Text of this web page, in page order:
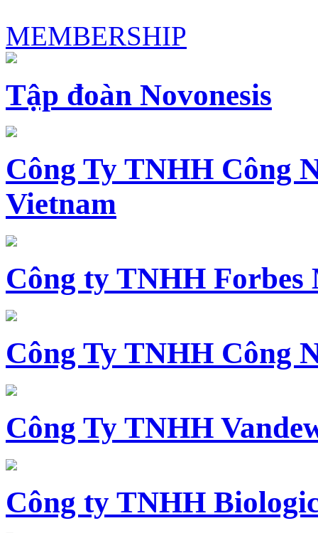
MEMBERSHIP
Tập đoàn Novonesis
Công Ty TNHH Công
Vietnam
Công ty TNHH
Công Ty TNHH Công
Công Ty TNHH
Công ty TNHH